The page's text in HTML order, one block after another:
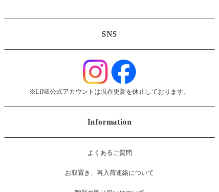
SNS
※LINE公式アカウントは現在更新を休止しております。
Information
よくあるご質問
お取置き、再入荷連絡について